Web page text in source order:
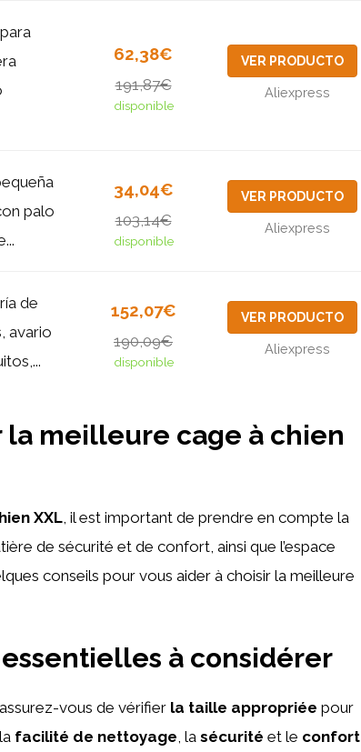
62,38€
191,87€
disponible
VER PRODUCTO
Aliexpress
palo
34,04€
103,14€
disponible
VER PRODUCTO
Aliexpress
de
avario
152,07€
190,09€
disponible
VER PRODUCTO
Aliexpress
la meilleure cage à chien
XXL , il est important de prendre en compte la
de sécurité et de confort, ainsi que l’espace
conseils pour vous aider à choisir la meilleure
à considérer
assurez-vous de vérifier la taille appropriée pour
facilité de nettoyage, la sécurité et le confort